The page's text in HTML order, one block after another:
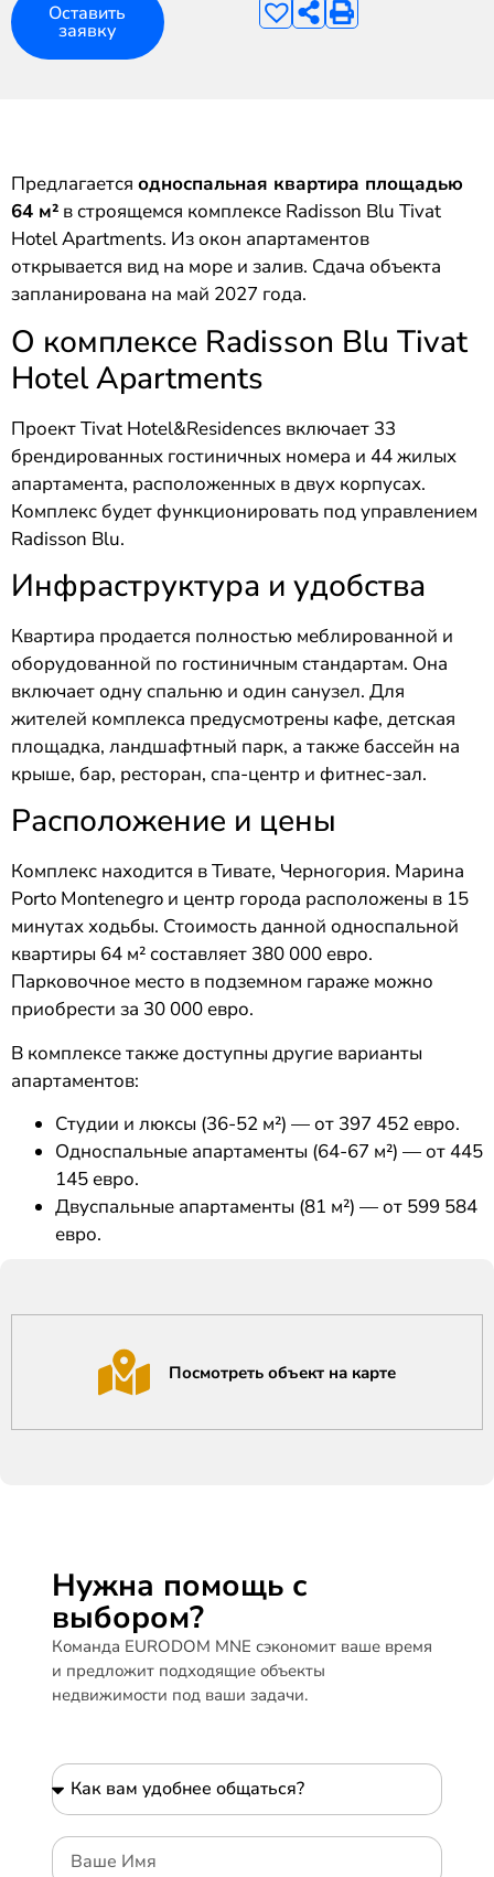
Оставить
заявку
Предлагается односпальная квартира площадью
64 м² в строящемся комплексе Radisson Blu Tivat
Hotel Apartments. Из окон апартаментов
открывается вид на море и залив. Сдача объекта
запланирована на май 2027 года.
О комплексе Radisson Blu Tivat
Hotel Apartments
Проект Tivat Hotel&Residences включает 33
брендированных гостиничных номера и 44 жилых
апартамента, расположенных в двух корпусах.
Комплекс будет функционировать под управлением
Radisson Blu.
Инфраструктура и удобства
Квартира продается полностью меблированной и
оборудованной по гостиничным стандартам. Она
включает одну спальню и один санузел. Для
жителей комплекса предусмотрены кафе, детская
площадка, ландшафтный парк, а также бассейн на
крыше, бар, ресторан, спа-центр и фитнес-зал.
Расположение и цены
Комплекс находится в Тивате, Черногория. Марина
Porto Montenegro и центр города расположены в 15
минутах ходьбы. Стоимость данной односпальной
квартиры 64 м² составляет 380 000 евро.
Парковочное место в подземном гараже можно
приобрести за 30 000 евро.
В комплексе также доступны другие варианты
апартаментов:
Студии и люксы (36-52 м²) — от 397 452 евро.
Односпальные апартаменты (64-67 м²) — от 445
145 евро.
Двуспальные апартаменты (81 м²) — от 599 584
евро.
Посмотреть объект на карте
Нужна помощь с
выбором?
Команда EURODOM MNE сэкономит ваше время
и предложит подходящие объекты
недвижимости под ваши задачи.